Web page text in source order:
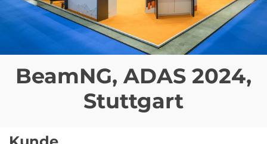
BeamNG, ADAS 2024,
Stuttgart